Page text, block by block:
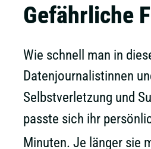
Gefährliche
Wie schnell man in
Datenjournalistinnen
Selbstverletzung und
passte sich ihr
Minuten. Je länger sie